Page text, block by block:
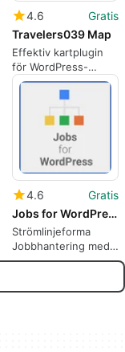
4.6
Gratis
Travelers039 Map
Effektiv kartplugin
för WordPress-
bloggar
4.6
Gratis
Jobs for WordPress
Strömlinjeforma
Jobbhantering med
Jobb för WordPress